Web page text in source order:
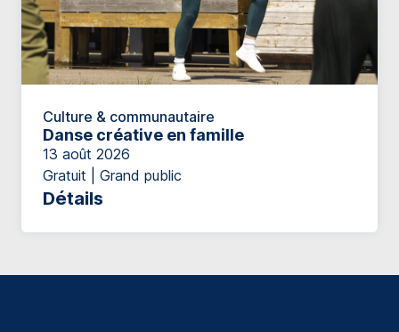
Culture & communautaire
Danse créative en famille
13 août 2026
Gratuit | Grand public
Détails